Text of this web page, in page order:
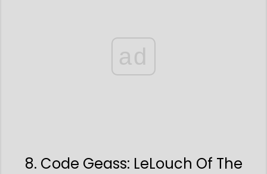
ad
8. Code Geass: LeLouch Of The